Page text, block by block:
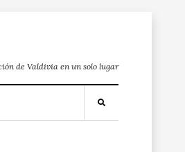
de Valdivia en un solo lugar